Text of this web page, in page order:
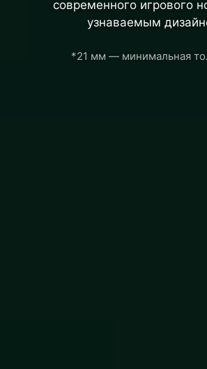
современного игрового
узнаваемым
*21 мм — минимальная